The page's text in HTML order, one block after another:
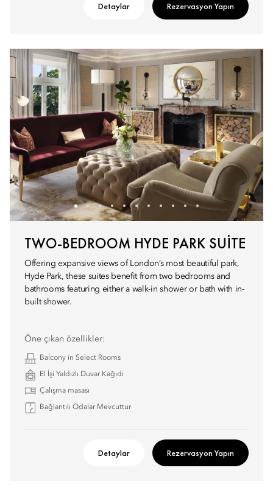
Detaylar Rezervasyon Yapın
TWO-BEDROOM HYDE PARK SUITE
Offering expansive views of London’s most beautiful park,
Hyde Park, these suites benefit from two bedrooms and
bathrooms featuring either a walk-in shower or bath with in-
built shower.
Öne çıkan özellikler:
Balcony in Select Rooms
El İşi Yaldızlı Duvar Kağıdı
Çalışma masası
Bağlantılı Odalar Mevcuttur
Detaylar Rezervasyon Yapın